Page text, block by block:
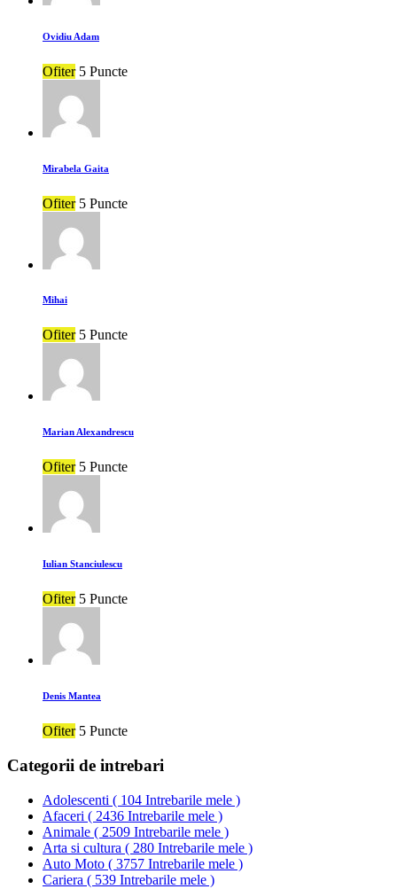
Ovidiu Adam
Ofiter 5 Puncte
Mirabela Gaita
Ofiter 5 Puncte
Mihai
Ofiter 5 Puncte
Marian Alexandrescu
Ofiter 5 Puncte
Iulian Stanciulescu
Ofiter 5 Puncte
Denis Mantea
Ofiter 5 Puncte
Categorii de intrebari
Adolescenti ( 104 Intrebarile mele )
Afaceri ( 2436 Intrebarile mele )
Animale ( 2509 Intrebarile mele )
Arta si cultura ( 280 Intrebarile mele )
Auto Moto ( 3757 Intrebarile mele )
Cariera ( 539 Intrebarile mele )